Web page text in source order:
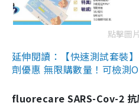
點擊圖
延伸閱讀：【快速測試套裝
劑優惠 無限購數量！可檢測
fluorecare SARS-Cov-2 抗